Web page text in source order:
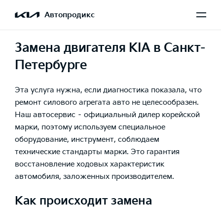
Автопродикс
Замена двигателя KIA в Санкт-
Петербурге
Эта услуга нужна, если диагностика показала, что
ремонт силового агрегата авто не целесообразен.
Наш автосервис – официальный дилер корейской
марки, поэтому используем специальное
оборудование, инструмент, соблюдаем
технические стандарты марки. Это гарантия
восстановление ходовых характеристик
автомобиля, заложенных производителем.
Как происходит замена